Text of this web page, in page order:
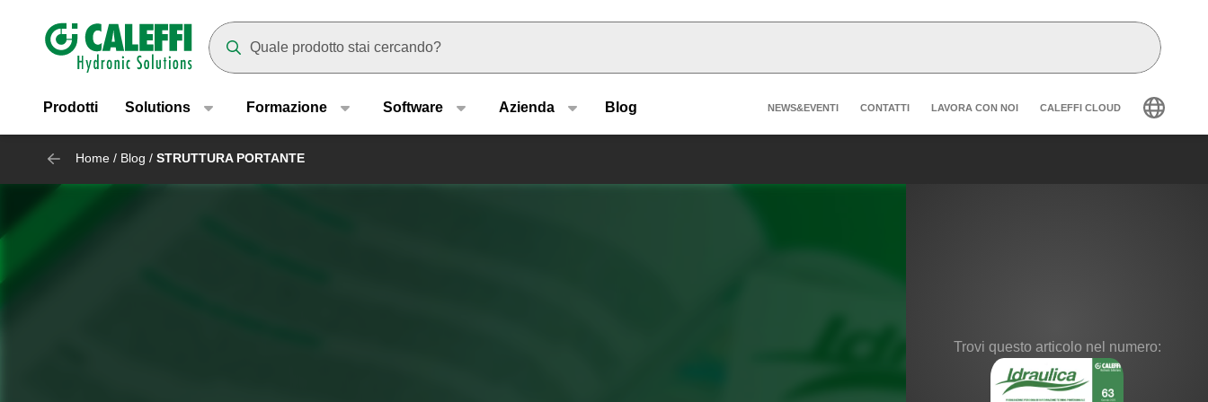
Header main navigation
Prodotti Solutions Formazione Software Azienda Blog Header secondary navigation
NEWS&EVENTI CONTATTI LAVORA CON NOI CALEFFI CLOUD
Home / Blog / STRUTTURA PORTANTE
Trovi questo articolo nel numero: